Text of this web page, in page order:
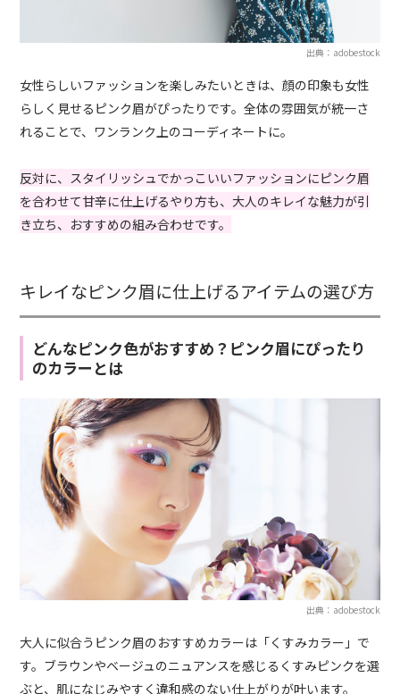
出典：adobestock
女性らしいファッションを楽しみたいときは、顔の印象も女性
らしく見せるピンク眉がぴったりです。全体の雰囲気が統一さ
れることで、ワンランク上のコーディネートに。
反対に、スタイリッシュでかっこいいファッションにピンク眉
を合わせて甘辛に仕上げるやり方も、大人のキレイな魅力が引
き立ち、おすすめの組み合わせです。
キレイなピンク眉に仕上げるアイテムの選び方
どんなピンク色がおすすめ？ピンク眉にぴったり
のカラーとは
出典：adobestock
大人に似合うピンク眉のおすすめカラーは「くすみカラー」で
す。ブラウンやベージュのニュアンスを感じるくすみピンクを選
ぶと、肌になじみやすく違和感のない仕上がりが叶います。